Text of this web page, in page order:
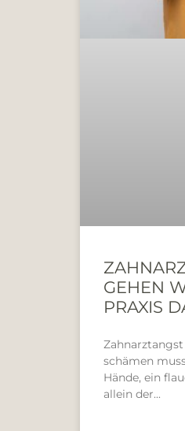
GEHEN
PRAXIS
schämen
Hände, ein
allein der